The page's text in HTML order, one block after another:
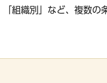
組織別」など、複数の